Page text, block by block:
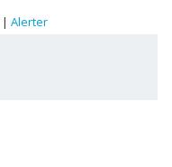
| Alerter